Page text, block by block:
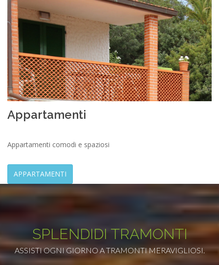
Appartamenti
Appartamenti comodi e spaziosi
APPARTAMENTI
SPLENDIDI TRAMONTI
ASSISTI OGNI GIORNO A TRAMONTI MERAVIGLIOSI.